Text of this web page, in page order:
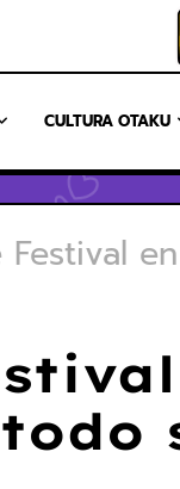
CULTURA OTAKU
Festival